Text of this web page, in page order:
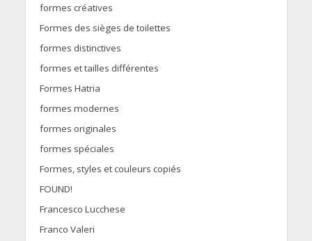
formes créatives
Formes des sièges de toilettes
formes distinctives
formes et tailles différentes
Formes Hatria
formes modernes
formes originales
formes spéciales
Formes, styles et couleurs copiés
FOUND!
Francesco Lucchese
Franco Valeri